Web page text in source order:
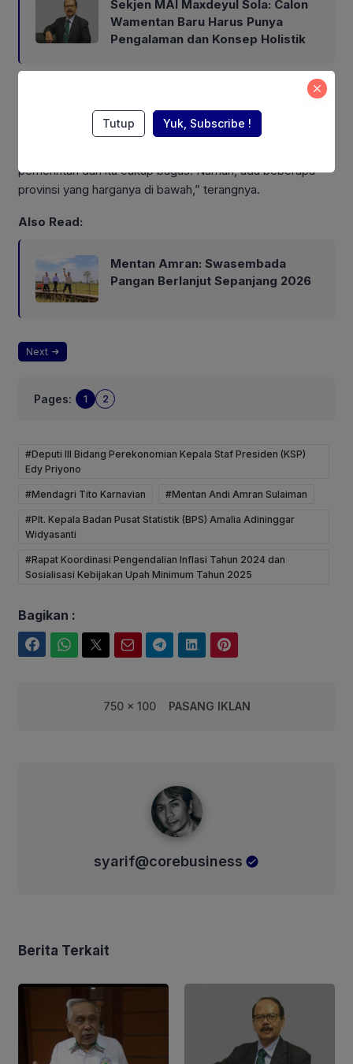
Sekjen MAI Maxdeyul Sola: Calon
Wamentan Baru Harus Punya
Pengalaman dan Konsep Holistik
“Meskipun Kepala BPS sampaikan beras sudah deflasi dan
ada indikasi baik, tapi kalau lihat ketentuan HET, itu masih
ada di atas HET. Ini jadi perhatian kita. Sementara itu,
pemerintah dan itu cukup bagus. Namun, ada beberapa
provinsi yang harganya di bawah,” terangnya.
Also Read:
Mentan Amran: Swasembada
Pangan Berlanjut Sepanjang 2026
Next
Pages: 1 2
#Deputi III Bidang Perekonomian Kepala Staf Presiden (KSP)
Edy Priyono
#Mendagri Tito Karnavian #Mentan Andi Amran Sulaiman
#Plt. Kepala Badan Pusat Statistik (BPS) Amalia Adininggar
Widyasanti
#Rapat Koordinasi Pengendalian Inflasi Tahun 2024 dan
Sosialisasi Kebijakan Upah Minimum Tahun 2025
Bagikan :
750 x 100 PASANG IKLAN
syarif@corebusiness
Berita Terkait
Tutup Yuk, Subscribe !